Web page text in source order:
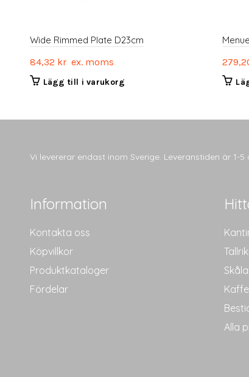
Wide Rimmed Plate D23cm
84,32 krex. moms
Lägg till i varukorg
Vi levererar endast inom Sverige. Leveranstiden är
Information
Kontakta oss
Köpvillkor
Produktkataloger
Fördelar
Alla